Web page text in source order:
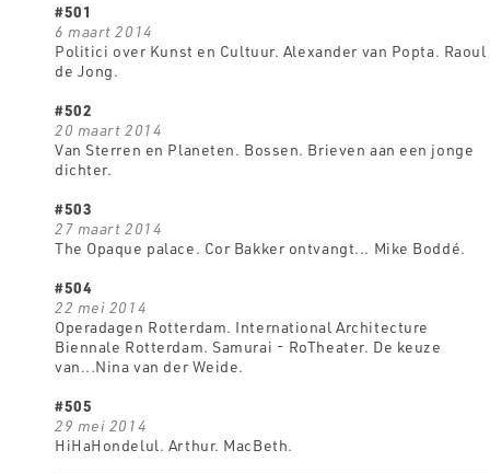
#501
6 maart 2014
Politici over Kunst en Cultuur. Alexander van Popta. Raoul
de Jong.
#502
20 maart 2014
Van Sterren en Planeten. Bossen. Brieven aan een jonge
dichter.
#503
27 maart 2014
The Opaque palace. Cor Bakker ontvangt... Mike Boddé.
#504
22 mei 2014
Operadagen Rotterdam. International Architecture
Biennale Rotterdam. Samurai - RoTheater. De keuze
van...Nina van der Weide.
#505
29 mei 2014
HiHaHondelul. Arthur. MacBeth.